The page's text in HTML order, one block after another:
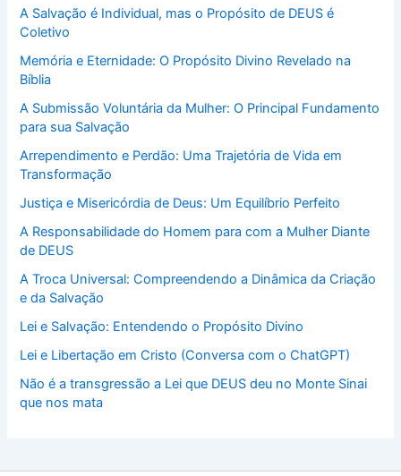
A Salvação é Individual, mas o Propósito de DEUS é
Coletivo
Memória e Eternidade: O Propósito Divino Revelado na
Bíblia
A Submissão Voluntária da Mulher: O Principal Fundamento
para sua Salvação
Arrependimento e Perdão: Uma Trajetória de Vida em
Transformação
Justiça e Misericórdia de Deus: Um Equilíbrio Perfeito
A Responsabilidade do Homem para com a Mulher Diante
de DEUS
A Troca Universal: Compreendendo a Dinâmica da Criação
e da Salvação
Lei e Salvação: Entendendo o Propósito Divino
Lei e Libertação em Cristo (Conversa com o ChatGPT)
Não é a transgressão a Lei que DEUS deu no Monte Sinai
que nos mata